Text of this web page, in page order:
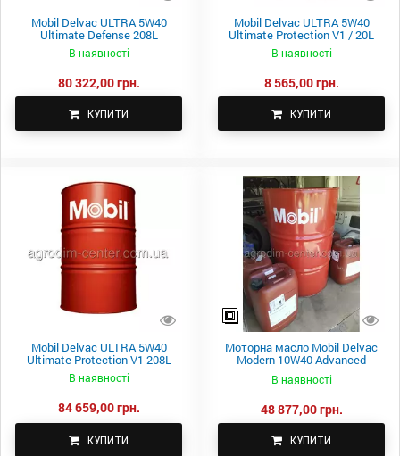
Mobil Delvac ULTRA 5W40
Ultimate Defense 208L
В наявності
80 322,00 грн.
КУПИТИ
Mobil Delvac ULTRA 5W40
Ultimate Protection V1 / 20L
В наявності
8 565,00 грн.
КУПИТИ
Mobil Delvac ULTRA 5W40
Ultimate Protection V1 208L
В наявності
84 659,00 грн.
КУПИТИ
Моторна масло Mobil Delvac
Modern 10W40 Advanced
Protection 200 л.
В наявності
48 877,00 грн.
КУПИТИ